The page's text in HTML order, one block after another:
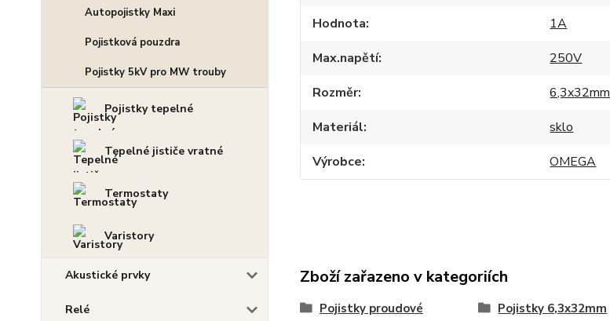
Autopojistky Maxi
Pojistková pouzdra
Pojistky 5kV pro MW trouby
Pojistky tepelné
Tepelné jističe vratné
Termostaty
Varistory
Akustické prvky
Relé
Hodnota
1A
Max.napětí
250V
Rozměr
6,3x32mm
Materiál
sklo
Výrobce
OMEGA
Zboží zařazeno v kategoriích
Pojistky proudové Pojistky 6,3x32mm